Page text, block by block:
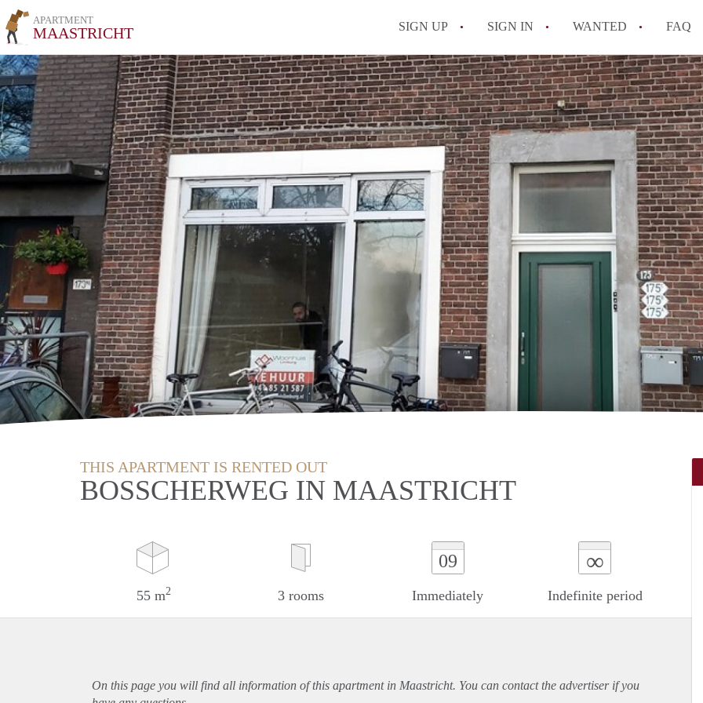
APARTMENT
MAASTRICHT SIGN UP SIGN IN WANTED FAQ
All FAQs
THIS APARTMENT IS RENTED OUT
BOSSCHERWEG IN MAASTRICHT
55 m2 3 rooms
09
Immediately
∞
Indefinite period
On this page you will find all information of this apartmentin Maastricht. You can contact the advertiser if you